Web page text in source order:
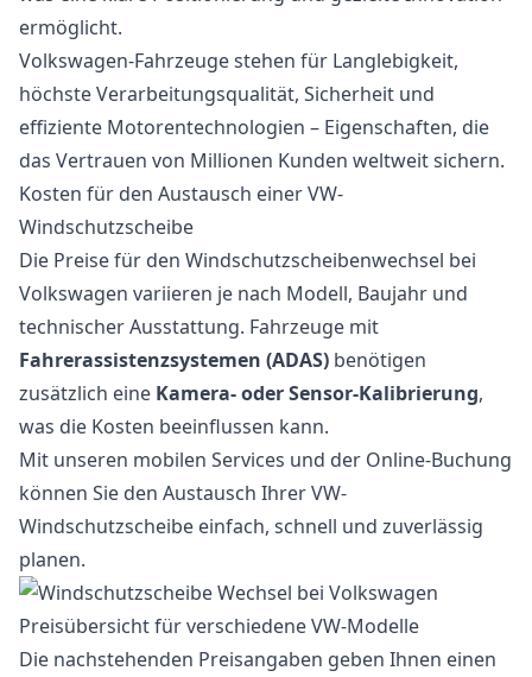
ermöglicht.
Volkswagen-Fahrzeuge stehen für Langlebigkeit,
höchste Verarbeitungsqualität, Sicherheit und
effiziente Motorentechnologien – Eigenschaften, die
das Vertrauen von Millionen Kunden weltweit sichern.
Kosten für den Austausch einer VW-
Windschutzscheibe
Die Preise für den Windschutzscheibenwechsel bei
Volkswagen variieren je nach Modell, Baujahr und
technischer Ausstattung. Fahrzeuge mit
Fahrerassistenzsystemen (ADAS) benötigen
zusätzlich eine Kamera- oder Sensor-Kalibrierung,
was die Kosten beeinflussen kann.
Mit unseren mobilen Services und der Online-Buchung
können Sie den Austausch Ihrer VW-
Windschutzscheibe einfach, schnell und zuverlässig
planen.
Preisübersicht für verschiedene VW-Modelle
Die nachstehenden Preisangaben geben Ihnen einen